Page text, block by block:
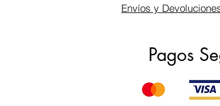
Envíos y
Pagos